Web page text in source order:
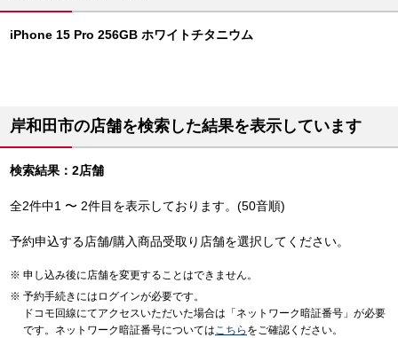
iPhone 15 Pro 256GB ホワイトチタニウム
岸和田市の店舗を検索した結果を表示しています
検索結果：2店舗
全2件中1 〜 2件目を表示しております。(50音順)
予約申込する店舗/購入商品受取り店舗を選択してください。
申し込み後に店舗を変更することはできません。
予約手続きにはログインが必要です。
ドコモ回線にてアクセスいただいた場合は「ネットワーク暗証番号」が必要
です。ネットワーク暗証番号についてはこちら をご確認ください。